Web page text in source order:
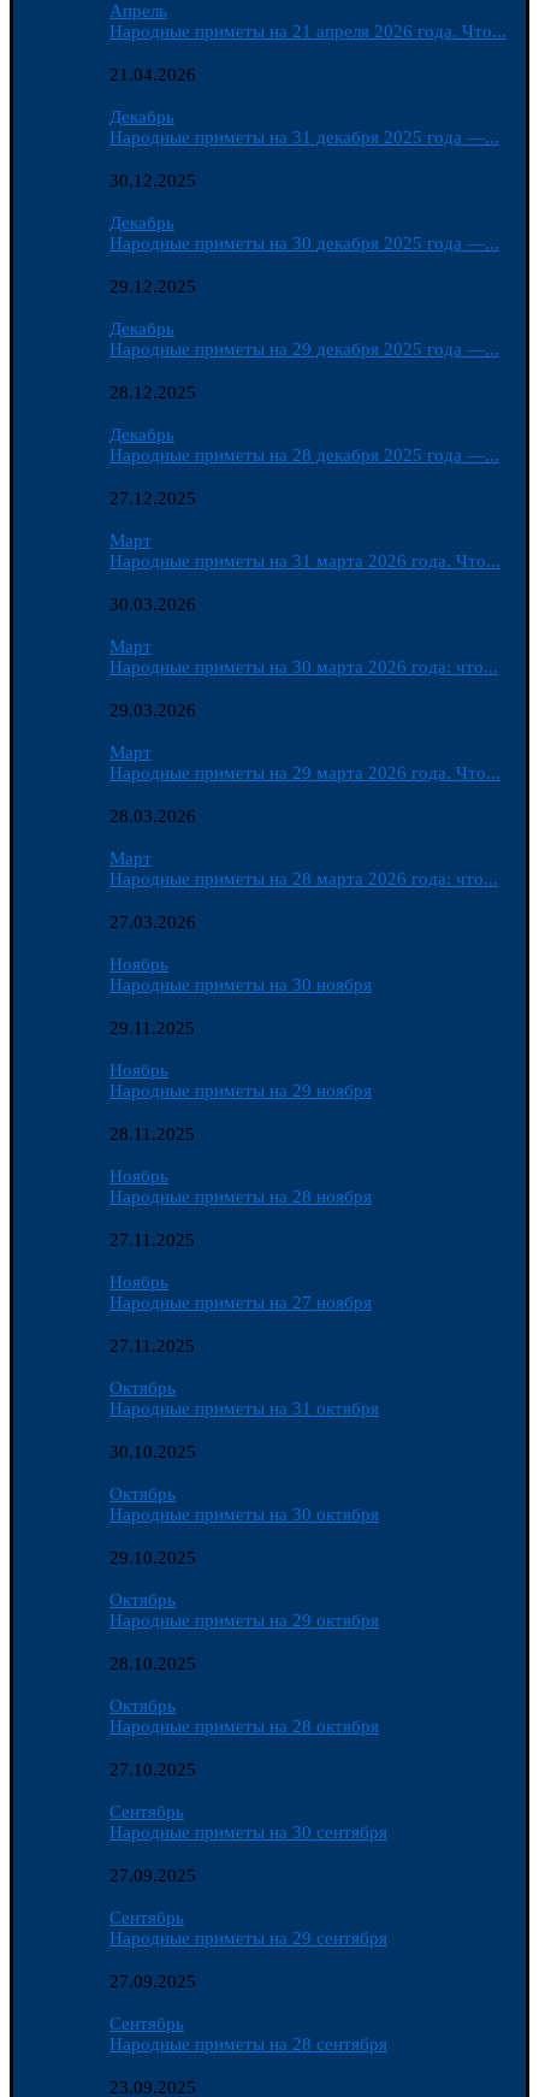
Апрель
Народные приметы на 21 апреля 2026 года. Что...
21.04.2026
Декабрь
Народные приметы на 31 декабря 2025 года —...
30.12.2025
Декабрь
Народные приметы на 30 декабря 2025 года —...
29.12.2025
Декабрь
Народные приметы на 29 декабря 2025 года —...
28.12.2025
Декабрь
Народные приметы на 28 декабря 2025 года —...
27.12.2025
Март
Народные приметы на 31 марта 2026 года. Что...
30.03.2026
Март
Народные приметы на 30 марта 2026 года: что...
29.03.2026
Март
Народные приметы на 29 марта 2026 года. Что...
28.03.2026
Март
Народные приметы на 28 марта 2026 года: что...
27.03.2026
Ноябрь
Народные приметы на 30 ноября
29.11.2025
Ноябрь
Народные приметы на 29 ноября
28.11.2025
Ноябрь
Народные приметы на 28 ноября
27.11.2025
Ноябрь
Народные приметы на 27 ноября
27.11.2025
Октябрь
Народные приметы на 31 октября
30.10.2025
Октябрь
Народные приметы на 30 октября
29.10.2025
Октябрь
Народные приметы на 29 октября
28.10.2025
Октябрь
Народные приметы на 28 октября
27.10.2025
Сентябрь
Народные приметы на 30 сентября
27.09.2025
Сентябрь
Народные приметы на 29 сентября
27.09.2025
Сентябрь
Народные приметы на 28 сентября
23.09.2025